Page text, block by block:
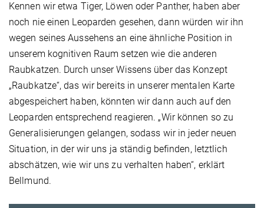
Kennen wir etwa Tiger, Löwen oder Panther, haben aber
noch nie einen Leoparden gesehen, dann würden wir ihn
wegen seines Aussehens an eine ähnliche Position in
unserem kognitiven Raum setzen wie die anderen
Raubkatzen. Durch unser Wissens über das Konzept
„Raubkatze“, das wir bereits in unserer mentalen Karte
abgespeichert haben, könnten wir dann auch auf den
Leoparden entsprechend reagieren. „Wir können so zu
Generalisierungen gelangen, sodass wir in jeder neuen
Situation, in der wir uns ja ständig befinden, letztlich
abschätzen, wie wir uns zu verhalten haben“, erklärt
Bellmund.